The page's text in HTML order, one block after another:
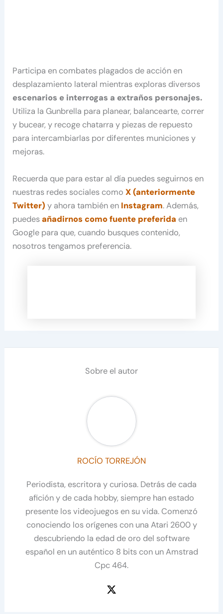
Participa en combates plagados de acción en
desplazamiento lateral mientras exploras diversos
escenarios e interrogas a extraños personajes.
Utiliza la Gunbrella para planear, balancearte, correr
y bucear, y recoge chatarra y piezas de repuesto
para intercambiarlas por diferentes municiones y
mejoras.
Recuerda que para estar al día puedes seguirnos en
nuestras redes sociales comoX (anteriormente
Twitter) y ahora también en Instagram. Además,
puedesañadirnos como fuente preferida en
Google para que, cuando busques contenido,
nosotros tengamos preferencia.
Sobre el autor
ROCÍO TORREJÓN
Periodista, escritora y curiosa. Detrás de cada
afición y de cada hobby, siempre han estado
presente los videojuegos en su vida. Comenzó
conociendo los orígenes con una Atari 2600 y
descubriendo la edad de oro del software
español en un auténtico 8 bits con un Amstrad
Cpc 464.